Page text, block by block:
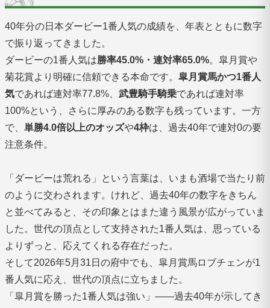
40年分の日本ダービー1番人気の成績を、年表とともに数字
で振り返ってきました。
ダービーの1番人気は勝率45.0%・連対率65.0%。皐月賞や
菊花賞より明確に信頼できる本命です。 皐月賞馬かつ1番人
気であれば連対率77.8%、 武豊騎手騎乗であれば連対率
100%という、さらに厚みのある数字も残っています。一方
で、 単勝4.0倍以上のオッズや4枠は、過去40年で連対0の要
注意条件。
「ダービーは荒れる」という言葉は、いまも酒場で当たり前
のように交わされます。けれど、過去40年の数字をきちん
と並べてみると、その印象とはまた違う風景が広がっていま
した。世代の頂点として支持された1番人気は、思っている
よりずっと、応えてくれる存在だった。
そして2026年5月31日の府中でも、皐月賞馬ロブチェンが1
番人気に応え、世代の頂点に立ちました。
「皐月賞を勝った1番人気は強い」――過去40年が示してき